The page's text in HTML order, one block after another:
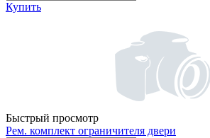
Купить
Быстрый просмотр
Рем. комплект ограничителя двери